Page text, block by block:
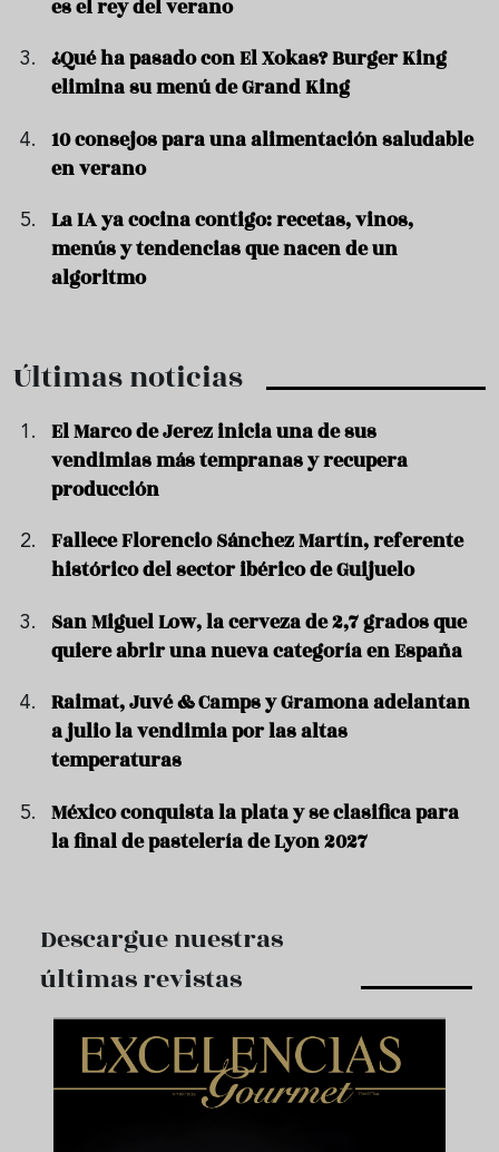
es el rey del verano
¿Qué ha pasado con El Xokas? Burger King
elimina su menú de Grand King
10 consejos para una alimentación saludable
en verano
La IA ya cocina contigo: recetas, vinos,
menús y tendencias que nacen de un
algoritmo
Últimas noticias
El Marco de Jerez inicia una de sus
vendimias más tempranas y recupera
producción
Fallece Florencio Sánchez Martín, referente
histórico del sector ibérico de Guijuelo
San Miguel Low, la cerveza de 2,7 grados que
quiere abrir una nueva categoría en España
Raimat, Juvé & Camps y Gramona adelantan
a julio la vendimia por las altas
temperaturas
México conquista la plata y se clasifica para
la final de pastelería de Lyon 2027
Descargue nuestras
últimas revistas